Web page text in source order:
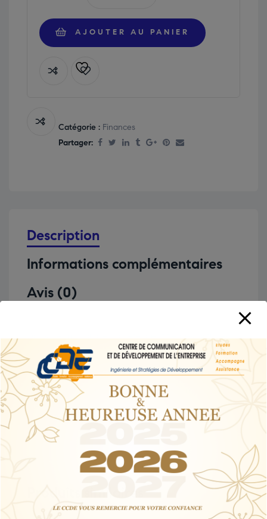
AJOUTER AU PANIER
Catégorie : Finances
Partager:
Description
Informations complémentaires
Avis (0)
qui ont pour but d’attirer votre attention sur
certaines de vos habitudes de consommation
coûteuses afin d’obtenir une marge importante
sur votre enveloppe budgétaire.